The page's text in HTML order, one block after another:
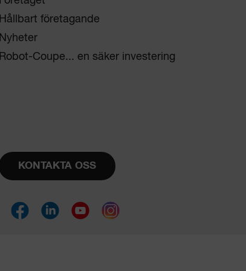
Hållbart företagande
Nyheter
Robot-Coupe... en säker investering
KONTAKTA OSS